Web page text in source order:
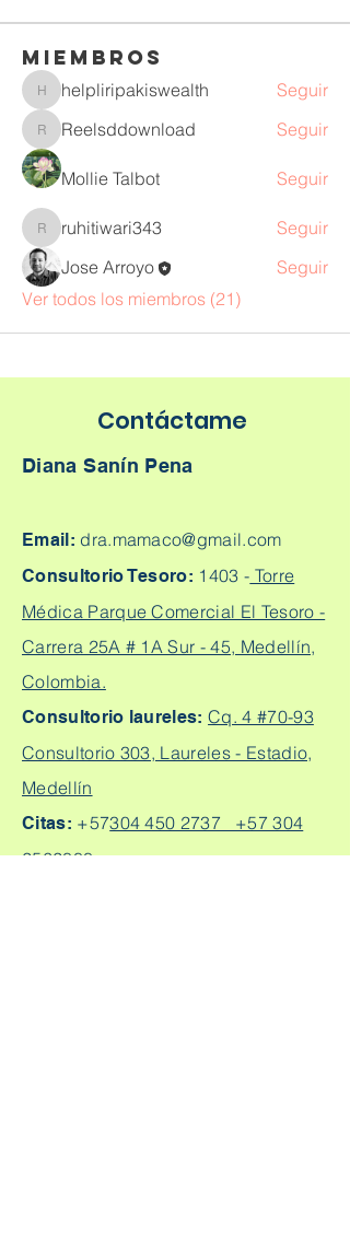
Miembros
helpliripakiswealth
helpliripakiswealth Seguir
Reelsddownload
Reelsddownload Seguir
Mollie Talbot Seguir
ruhitiwari343
ruhitiwari343
Seguir
Jose Arroyo
Seguir
Ver todos los miembros (21)
Contáctame
Diana Sanín Pena
Email: dra.mamaco@gmail.com
Consultorio Tesoro: 1403 - Torre
Médica Parque Comercial El Tesoro -
Carrera 25A # 1A Sur - 45, Medellín,
Colombia.
Consultorio laureles:Cq. 4 #70-93
Consultorio 303, Laureles - Estadio,
Medellín
Citas: +57304 450 2737 +57 304
2562888